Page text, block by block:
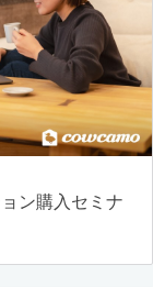
ン購入セミナ